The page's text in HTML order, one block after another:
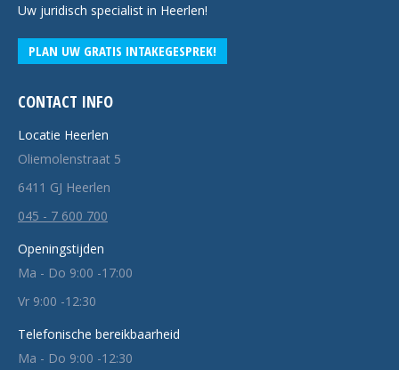
Uw juridisch specialist in Heerlen!
PLAN UW GRATIS INTAKEGESPREK!
CONTACT INFO
Locatie Heerlen
Oliemolenstraat 5
6411 GJ Heerlen
045 - 7 600 700
Openingstijden
Ma - Do 9:00 -17:00
Vr 9:00 -12:30
Telefonische bereikbaarheid
Ma - Do 9:00 -12:30